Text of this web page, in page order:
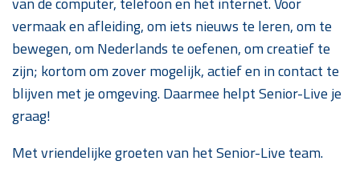
vermaak en afleiding, om iets nieuws te leren, om te
bewegen, om Nederlands te oefenen, om creatief te
zijn; kortom om zover mogelijk, actief en in contact te
blijven met je omgeving. Daarmee helpt Senior-Live je
graag!
Met vriendelijke groeten van het Senior-Live team.